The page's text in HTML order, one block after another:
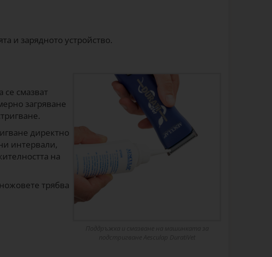
и зарядното устройство.
смазват
загряване
директно
интервали,
на
трябва